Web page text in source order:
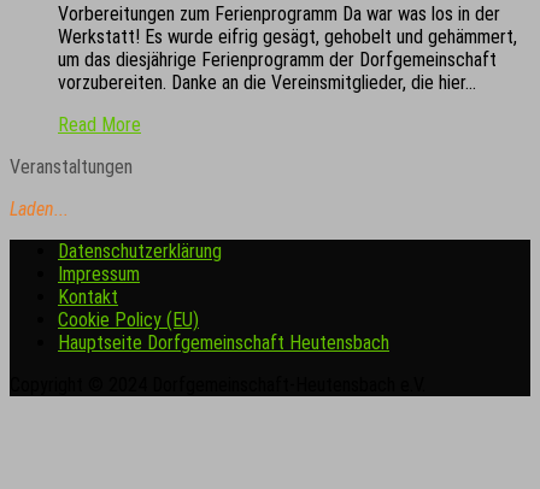
Vorbereitungen zum Ferienprogramm Da war was los in der
Werkstatt! Es wurde eifrig gesägt, gehobelt und gehämmert,
um das diesjährige Ferienprogramm der Dorfgemeinschaft
vorzubereiten. Danke an die Vereinsmitglieder, die hier…
Read More
Veranstaltungen
Laden...
Datenschutzerklärung
Impressum
Kontakt
Cookie Policy (EU)
Hauptseite Dorfgemeinschaft Heutensbach